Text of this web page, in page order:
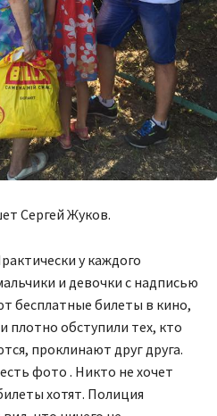
Сергей Жуков.
у каждого
и девочки с надписью
бесплатные билеты в кино,
плотно обступили тех, кто
проклинают друг друга.
фото . Никто не хочет
хотят. Полиция